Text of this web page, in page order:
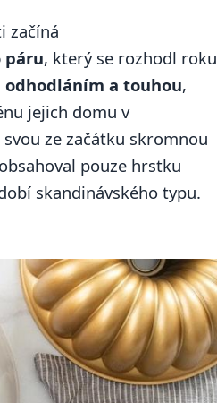
začíná
páru, který se rozhodl roku
a touhou,
jejich domu v
ze začátku skromnou
pouze hrstku
skandinávského typu.